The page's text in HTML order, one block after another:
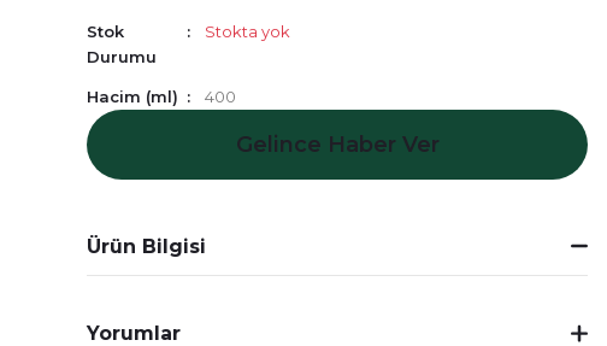
Stok
Durumu
Stokta yok
Hacim (ml) 400
Gelince Haber Ver
Ürün Bilgisi
Yorumlar